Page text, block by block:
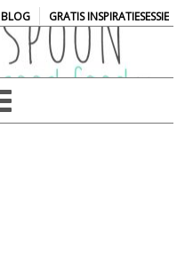
BLOG| GRATIS INSPIRATIESESSIE